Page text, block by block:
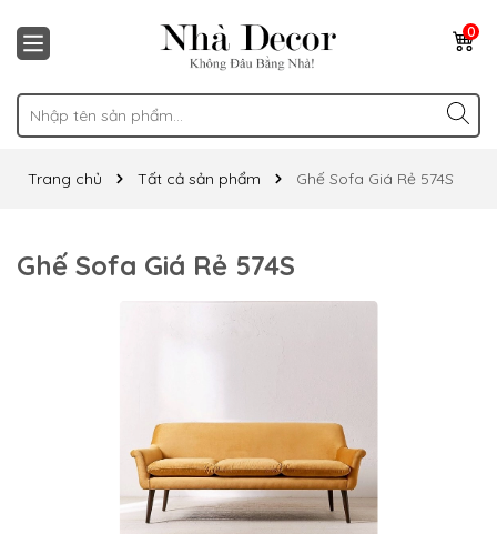
0
Trang chủ Tất cả sản phẩm Ghế Sofa Giá Rẻ 574S
Ghế Sofa Giá Rẻ 574S